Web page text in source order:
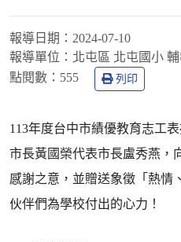
報導日期： 2024-07-10
報導單位： 北屯區 北屯國小
點閱數： 555 列印
113年度台中市績優教育志工
市長黃國榮代表市長盧秀燕，
感謝之意，並贈送象徵「熱情
伙伴們為學校付出的心力！